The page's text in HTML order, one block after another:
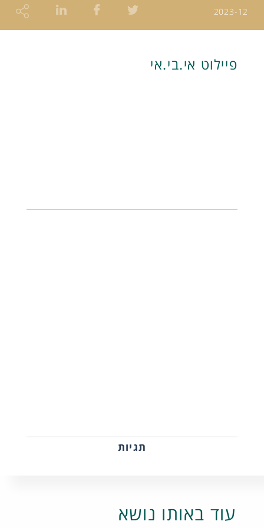
2023-12
פיילוט אי.בי.אי
תגיות
עוד באותו נושא